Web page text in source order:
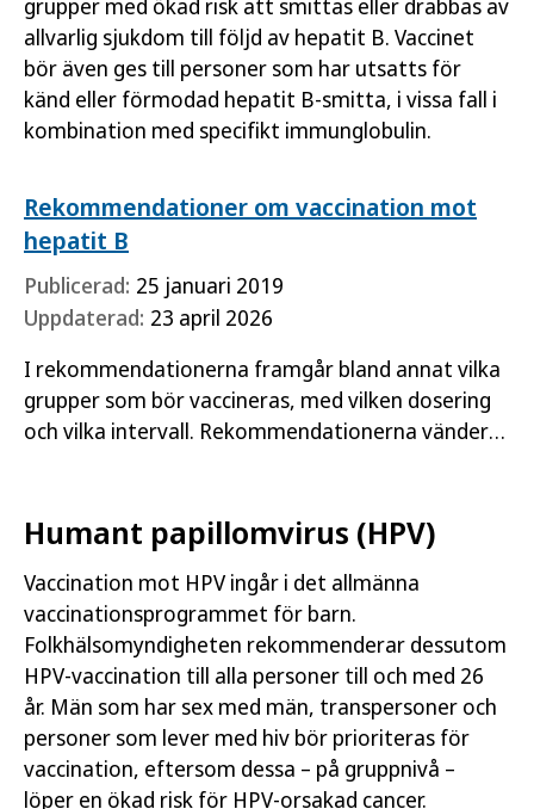
allvarlig sjukdom till följd av hepatit B. Vaccinet
bör även ges till personer som har utsatts för
känd eller förmodad hepatit B-smitta, i vissa fall i
kombination med specifikt immunglobulin.
Rekommendationer om vaccination mot
hepatit B
Publicerad: 25 januari 2019
Uppdaterad: 23 april 2026
I rekommendationerna framgår bland annat vilka
grupper som bör vaccineras, med vilken dosering
och vilka intervall. Rekommendationerna vänder
Humant papillomvirus (HPV)
Vaccination mot HPV ingår i det allmänna
vaccinationsprogrammet för barn.
Folkhälsomyndigheten rekommenderar dessutom
HPV-vaccination till alla personer till och med 26
år. Män som har sex med män, transpersoner och
personer som lever med hiv bör prioriteras för
vaccination, eftersom dessa – på gruppnivå –
löper en ökad risk för HPV-orsakad cancer.